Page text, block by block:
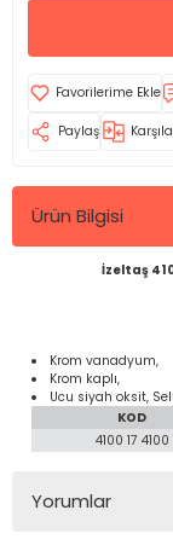
Paylaş
Ürün Bilgisi
İzeltaş
Krom vanadyum,
Krom kaplı,
Ucu siyah oksit,
KOD
4100 17 4100
Yorumlar